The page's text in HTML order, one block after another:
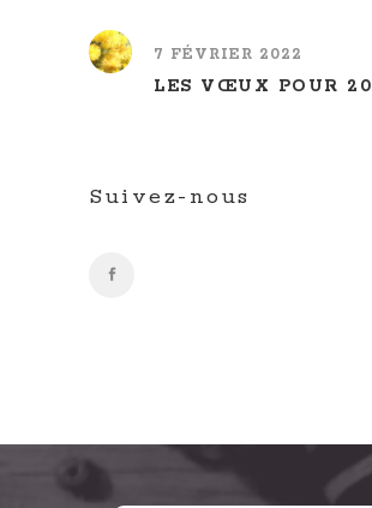
7 FÉVRIER 2022
LES VŒUX POUR
Suivez-nous